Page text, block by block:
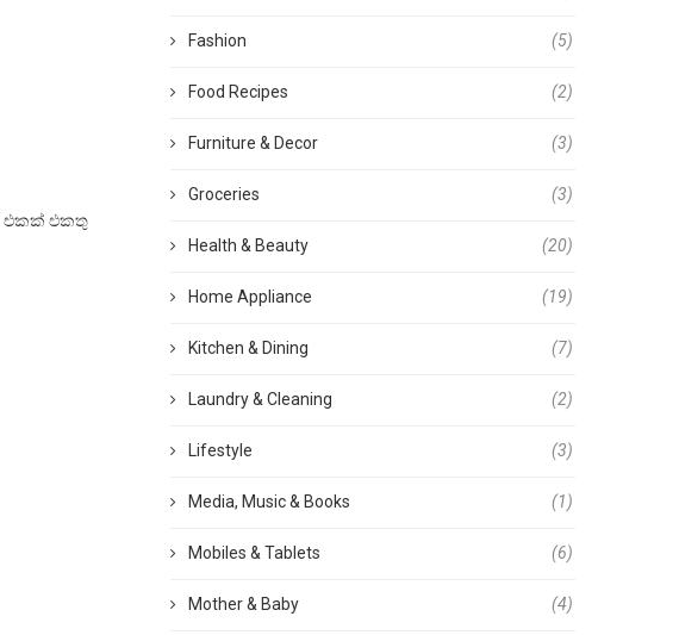
එකක් එකතු
Fashion (5)
Food Recipes (2)
Furniture & Decor (3)
Groceries (3)
Health & Beauty (20)
Home Appliance (19)
Kitchen & Dining (7)
Laundry & Cleaning (2)
Lifestyle (3)
Media, Music & Books (1)
Mobiles & Tablets (6)
Mother & Baby (4)